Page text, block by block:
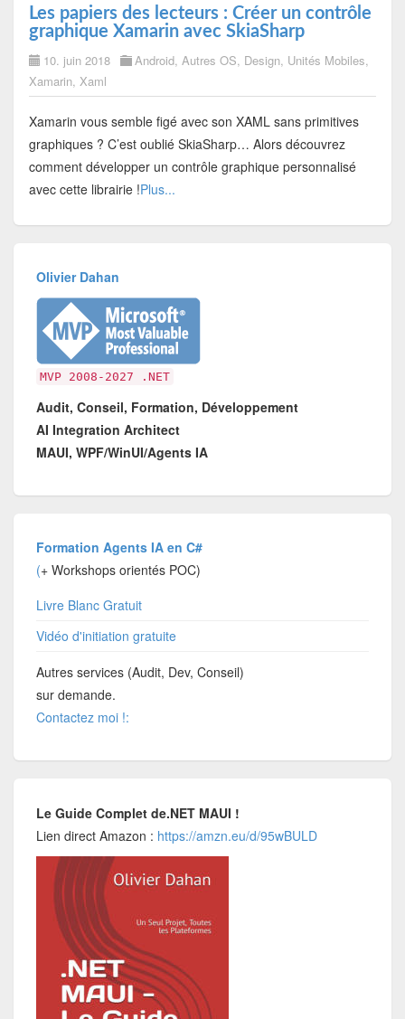
Les papiers des lecteurs : Créer un contrôle
graphique Xamarin avec SkiaSharp
10. juin 2018 Android, Autres OS, Design, Unités Mobiles,
Xamarin, Xaml
Xamarin vous semble figé avec son XAML sans primitives
graphiques ? C’est oublié SkiaSharp… Alors découvrez
comment développer un contrôle graphique personnalisé
avec cette librairie !Plus...
Olivier Dahan
MVP 2008-2027 .NET
Audit, Conseil, Formation, Développement
AI Integration Architect
MAUI, WPF/WinUI/Agents IA
Formation Agents IA en C#
(+ Workshops orientés POC)
Livre Blanc Gratuit
Vidéo d'initiation gratuite
Autres services (Audit, Dev, Conseil)
sur demande.
Contactez moi !:
Le Guide Complet de.NET MAUI !
Lien direct Amazon : https://amzn.eu/d/95wBULD